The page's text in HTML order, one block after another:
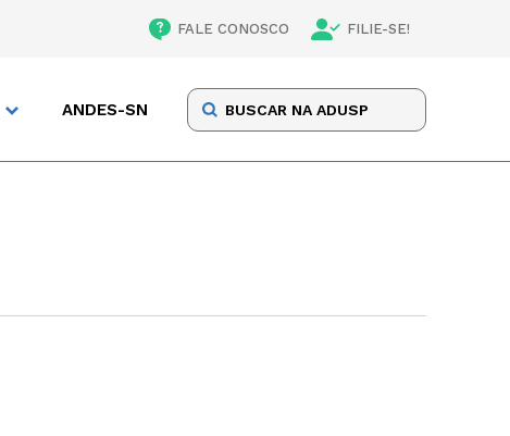
FALE CONOSCO FILIE-SE!
ANDES-SN